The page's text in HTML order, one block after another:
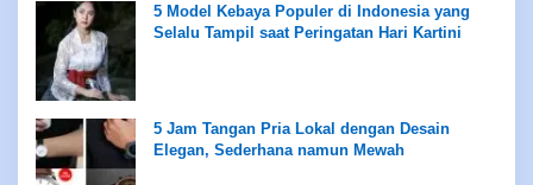
5 Model Kebaya Populer di Indonesia yang
Selalu Tampil saat Peringatan Hari Kartini
5 Jam Tangan Pria Lokal dengan Desain
Elegan, Sederhana namun Mewah